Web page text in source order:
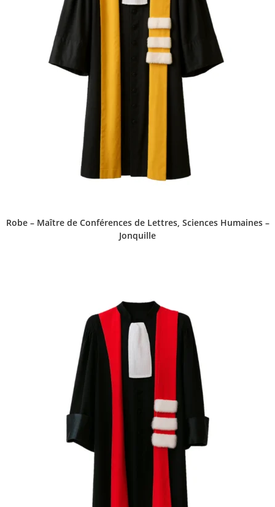
Robe – Maître de Conférences de Lettres, Sciences Humaines –
Jonquille